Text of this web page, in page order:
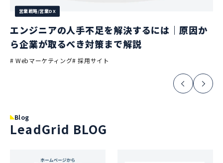
営業戦略/営業DX
エンジニアの人手不足を解決するには｜原因か
ら企業が取るべき対策まで解説
# Webマーケティング# 採用サイト
Blog
LeadGrid BLOG